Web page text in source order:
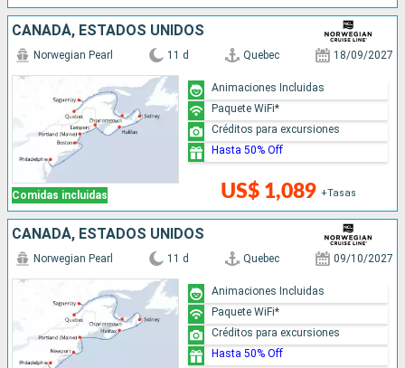
CANADÁ, ESTADOS UNIDOS
Comidas incluidas
Norwegian Pearl 11 d Quebec 18/09/2027
US$ 1,089 +Tasas
Animaciones Incluidas
Paquete WiFi*
Créditos para excursiones
Hasta 50% Off
CANADÁ, ESTADOS UNIDOS
Norwegian Pearl 11 d Quebec 09/10/2027
Animaciones Incluidas
Paquete WiFi*
Créditos para excursiones
Hasta 50% Off